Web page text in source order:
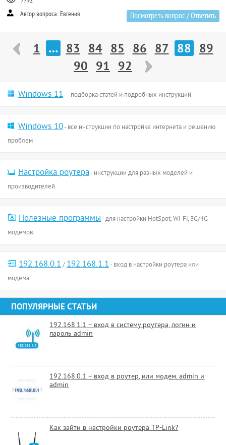
Автор вопроса: Евгения
Посмотреть вопрос / Ответить
1 … 83 84 85 86 87 88 89
90 91 92
Windows 11— подборка статей и подробных инструкций
Windows 10- все инструкции по настройке интернета и решению
проблем
Настройка роутера- инструкции для разных моделей и
производителей
Полезные программы- для настройки HotSpot, Wi-Fi, 3G/4G
модемов.
192.168.0.1/192.168.1.1- вход в настройки роутера или
модема.
ПОПУЛЯРНЫЕ СТАТЬИ
192.168.1.1 – вход в систему роутера, логин и
пароль admin
192.168.0.1 – вход в роутер, или модем. admin и
admin
Как зайти в настройки роутера TP-Link?